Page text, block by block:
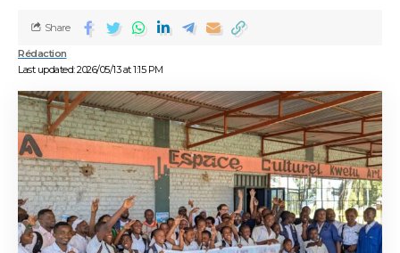
Last updated: 2026/05/13 at 1:15 PM
Rédaction
Share